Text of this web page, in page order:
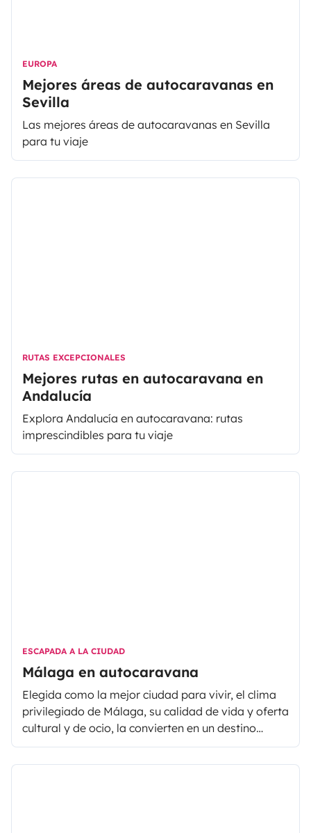
EUROPA
Mejores áreas de autocaravanas en
Sevilla
Las mejores áreas de autocaravanas en Sevilla
para tu viaje
RUTAS EXCEPCIONALES
Mejores rutas en autocaravana en
Andalucía
Explora Andalucía en autocaravana: rutas
imprescindibles para tu viaje
ESCAPADA A LA CIUDAD
Málaga en autocaravana
Elegida como la mejor ciudad para vivir, el clima
privilegiado de Málaga, su calidad de vida y oferta
cultural y de ocio, la convierten en un destino
perfecto para una visita en autocaravana por el fin
de semana o varios días en Andalucía.